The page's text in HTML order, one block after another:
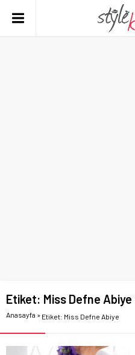
Etiket: Miss Defne Abiye
Anasayfa » Etiket: Miss Defne Abiye